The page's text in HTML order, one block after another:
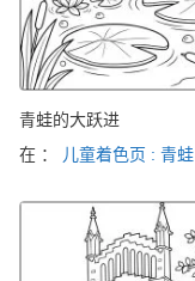
青蛙的大跃进
在 ：
儿童着色页 : 青蛙